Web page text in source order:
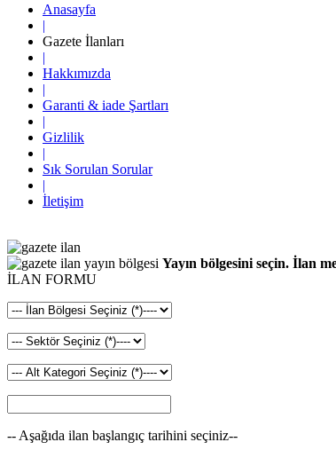
Anasayfa
|
Gazete İlanları
|
Hakkımızda
|
Garanti & iade Şartları
|
Gizlilik
|
Sık Sorulan Sorular
|
İletişim
Yayın bölgesini seçin. İlan
İLAN FORMU
-- Aşağıda ilan başlangıç tarihini seçiniz--